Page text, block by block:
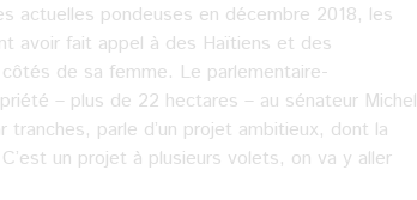
actuelles pondeuses en décembre 2018, les
avoir fait appel à des Haïtiens et des
de sa femme. Le parlementaire-
– plus de 22 hectares – au sénateur Michel
tranches, parle d’un projet ambitieux, dont la
un projet à plusieurs volets, on va y aller